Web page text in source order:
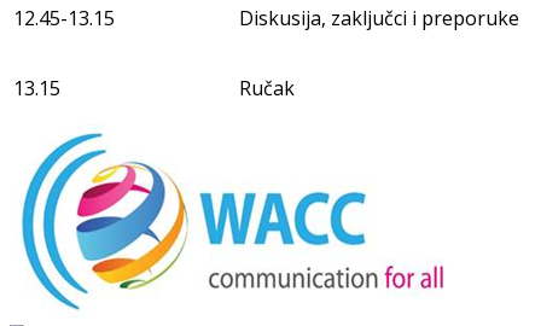
12.45-13.15 Diskusija, zaključci i preporuke
13.15 Ručak